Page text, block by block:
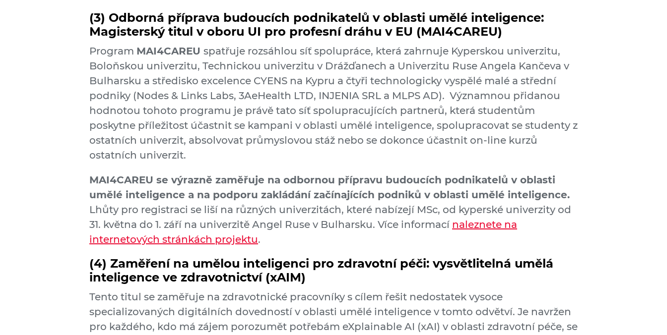
(3) Odborná příprava budoucích podnikatelů v oblasti umělé inteligence:
Magisterský titul v oboru UI pro profesní dráhu v EU (MAI4CAREU)
Program MAI4CAREU spatřuje rozsáhlou síť spolupráce, která zahrnuje Kyperskou univerzitu,
Boloňskou univerzitu, Technickou univerzitu v Drážďanech a Univerzitu Ruse Angela Kančeva v
Bulharsku a středisko excelence CYENS na Kypru a čtyři technologicky vyspělé malé a střední
podniky (Nodes & Links Labs, 3AeHealth LTD, INJENIA SRL a MLPS AD). Významnou přidanou
hodnotou tohoto programu je právě tato síť spolupracujících partnerů, která studentům
poskytne příležitost účastnit se kampani v oblasti umělé inteligence, spolupracovat se studenty z
ostatních univerzit, absolvovat průmyslovou stáž nebo se dokonce účastnit on-line kurzů
ostatních univerzit.
MAI4CAREU se výrazně zaměřuje na odbornou přípravu budoucích podnikatelů v oblasti
umělé inteligence a na podporu zakládání začínajících podniků v oblasti umělé inteligence.
Lhůty pro registraci se liší na různých univerzitách, které nabízejí MSc, od kyperské univerzity od
31. května do 1. září na univerzitě Angel Ruse v Bulharsku. Více informací naleznete na
internetových stránkách projektu.
(4) Zaměření na umělou inteligenci pro zdravotní péči: vysvětlitelná umělá
inteligence ve zdravotnictví (xAIM)
Tento titul se zaměřuje na zdravotnické pracovníky s cílem řešit nedostatek vysoce
specializovaných digitálních dovedností v oblasti umělé inteligence v tomto odvětví. Je navržen
pro každého, kdo má zájem porozumět potřebám eXplainable AI (xAI) v oblasti zdravotní péče, se